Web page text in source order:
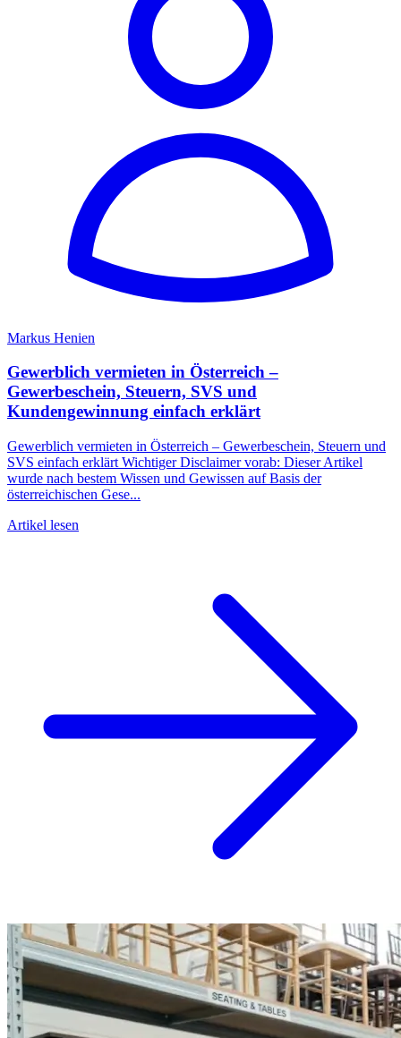
Markus Henien
Gewerblich vermieten in Österreich –
Gewerbeschein, Steuern, SVS und
Kundengewinnung einfach erklärt
Gewerblich vermieten in Österreich – Gewerbeschein, Steuern und
SVS einfach erklärt Wichtiger Disclaimer vorab: Dieser Artikel
wurde nach bestem Wissen und Gewissen auf Basis der
österreichischen Gese...
Artikel lesen